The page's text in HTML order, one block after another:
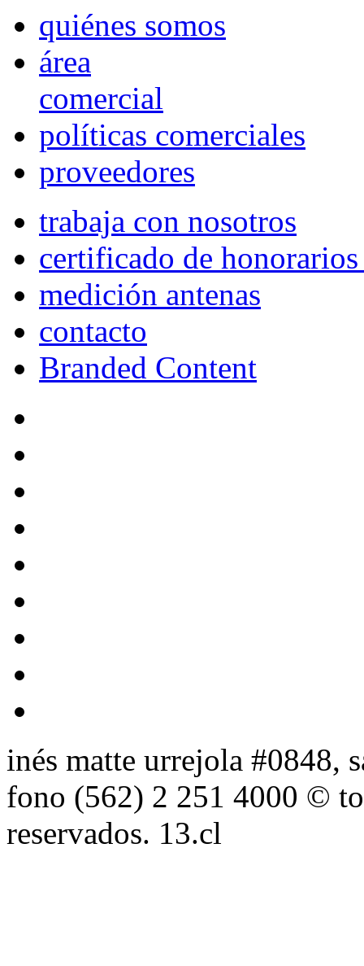
quiénes somos
área
comercial
políticas comerciales
proveedores
trabaja con nosotros
certificado de
medición antenas
contacto
Branded Content
inés matte urrejola #0848,
fono (562) 2 251 4000 ©
reservados. 13.cl